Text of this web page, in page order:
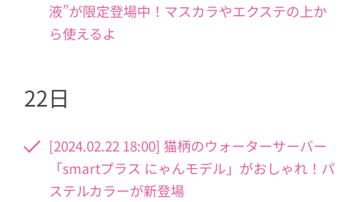
液”が限定登場中！マスカラやエクステの上か
ら使えるよ
22日
[2024.02.22 18:00] 猫柄のウォーターサーバー
「smartプラス にゃんモデル」がおしゃれ！パ
ステルカラーが新登場